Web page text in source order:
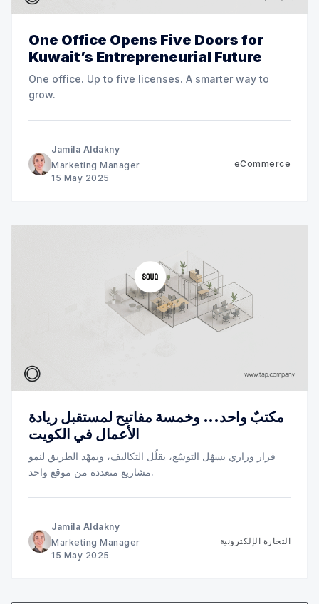
One Office Opens Five Doors for
Kuwait’s Entrepreneurial Future
One office. Up to five licenses. A smarter way to
grow.
Jamila Aldakny
Marketing Manager
15 May 2025
eCommerce
مكتبٌ واحد... وخمسة مفاتيح لمستقبل ريادة
الأعمال في الكويت
قرار وزاري يسهّل التوسّع، يقلّل التكاليف، ويمهّد الطريق لنمو
مشاريع متعددة من موقع واحد.
Jamila Aldakny
Marketing Manager
15 May 2025
التجارة الإلكترونية